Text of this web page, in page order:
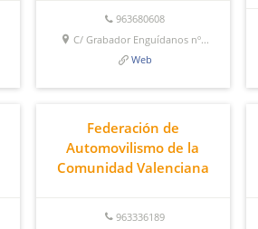
963680608
C/ Grabador Enguídanos nº...
Web
Federación de
Automovilismo de la
Comunidad Valenciana
963336189